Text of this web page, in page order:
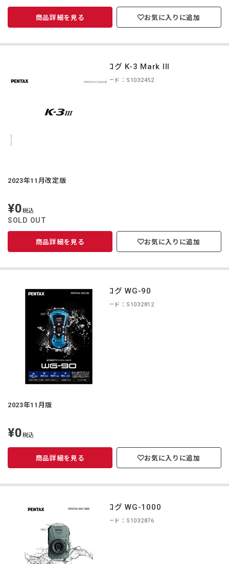
商品詳細を見る お気に入りに追加
カタログ K-3 Mark III
商品コード：S1032452
2023年11月改定版
定
価
¥0税込
SOLD OUT
商品詳細を見る お気に入りに追加
カタログ WG-90
商品コード：S1032812
2023年11月版
定
価
¥0税込
商品詳細を見る お気に入りに追加
カタログ WG-1000
商品コード：S1032876